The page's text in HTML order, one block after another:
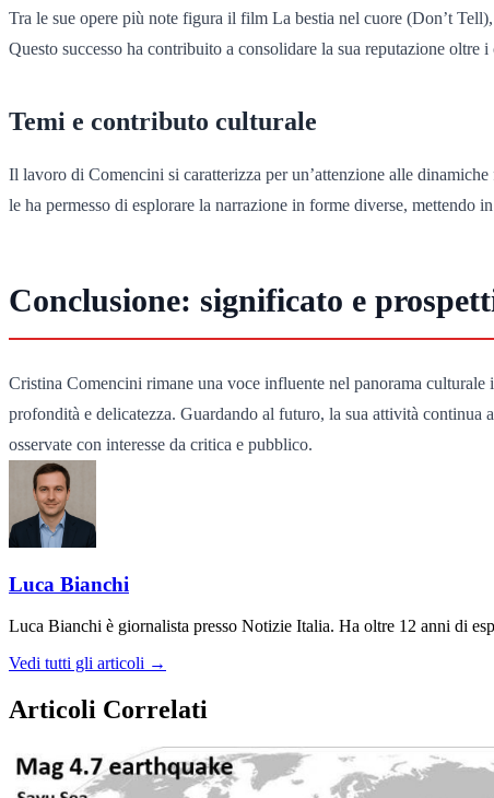
Tra le sue opere più note figura il film La bestia nel cuore (Don’t
Questo successo ha contribuito a consolidare la sua reputazione
Temi e contributo culturale
Il lavoro di Comencini si caratterizza per un’attenzione alle
le ha permesso di esplorare la narrazione in forme diverse,
Conclusione: significato e
Cristina Comencini rimane una voce influente nel panorama
profondità e delicatezza. Guardando al futuro, la sua attività
osservate con interesse da critica e pubblico.
Luca Bianchi
Luca Bianchi è giornalista presso Notizie Italia. Ha oltre 12 anni di
Vedi tutti gli articoli →
Articoli Correlati